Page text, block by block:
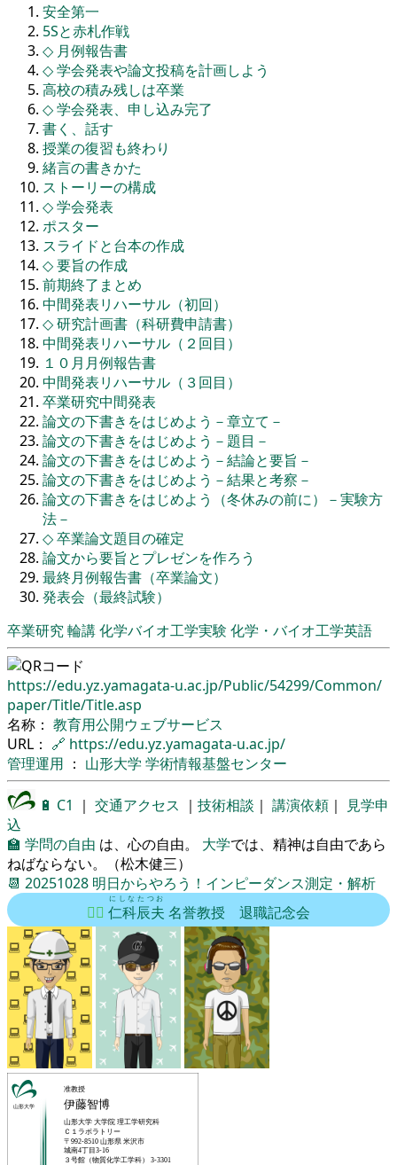
安全第一
5Sと赤札作戦
◇ 月例報告書
◇学会発表や論文投稿を計画しよう
高校の積み残しは卒業
◇学会発表、申し込み完了
書く、話す
授業の復習も終わり
緒言の書きかた
ストーリーの構成
◇学会発表
ポスター
スライドと台本の作成
◇要旨の作成
前期終了まとめ
中間発表リハーサル（初回）
◇研究計画書（科研費申請書）
中間発表リハーサル（２回目）
１０月月例報告書
中間発表リハーサル（３回目）
卒業研究中間発表
論文の下書きをはじめよう－章立て－
論文の下書きをはじめよう－題目－
論文の下書きをはじめよう－結論と要旨－
論文の下書きをはじめよう－結果と考察－
論文の下書きをはじめよう（冬休みの前に）－実験方
法－
◇卒業論文題目の確定
論文から要旨とプレゼンを作ろう
最終月例報告書（卒業論文）
発表会（最終試験）
卒業研究輪講化学バイオ工学実験 化学・バイオ工学英語
https://edu.yz.yamagata-u.ac.jp/Public/54299/Common/
paper/Title/Title.asp
名称： 教育用公開ウェブサービス
URL： 🔗 https://edu.yz.yamagata-u.ac.jp/
管理運用 ： 山形大学 学術情報基盤センター
🔋 C1 ｜ 交通アクセス ｜ 技術相談 ｜ 講演依頼 ｜
見学申
込
🏫 学問の自由 は、心の自由。 大学では、精神は自由であら
ねばならない。（松木健三）
📆 20251028 明日からやろう！インピーダンス測定・解析
🦸‍♂️ 仁科
にしな
辰夫
たつお
名誉教授 退職記念会